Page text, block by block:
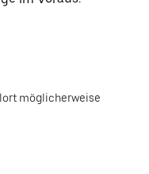
möglicherweise